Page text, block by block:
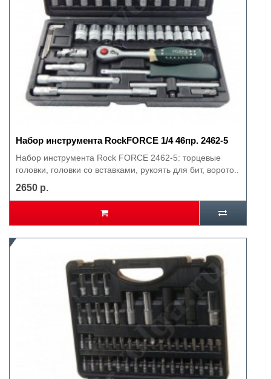
Набор инструмента RockFORCE 1/4 46пр. 2462-5
Набор инструмента Rock FORCE 2462-5: торцевые
головки, головки со вставками, рукоять для бит, ворото..
2650 р.